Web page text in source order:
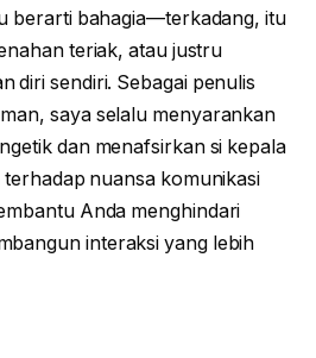
berarti bahagia—terkadang, itu
teriak, atau justru
diri sendiri. Sebagai penulis
saya selalu menyarankan
dan menafsirkan si kepala
nuansa komunikasi
Anda menghindari
interaksi yang lebih